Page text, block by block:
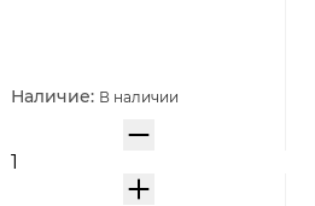
Наличие: В наличии